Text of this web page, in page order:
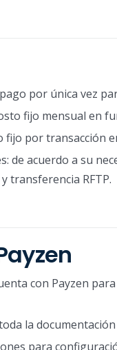
por única vez
fijo mensual en
fijo por transacción
de acuerdo a su
transferencia RFTP.
con Payzen
la documentación
para